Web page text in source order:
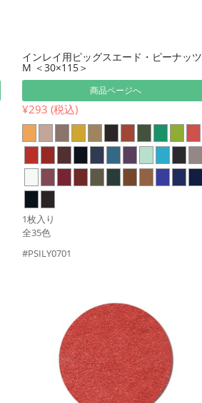
インレイ用ピッグスエード・ピーナッツ
M ＜30×115＞
商品ページへ
¥293 (税込)
1枚入り
全35色
#PSILY0701